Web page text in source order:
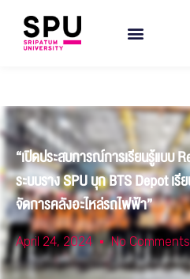
“เปิดประสบการณ์การเรียนรู้แบบ
ระบบราง SPU บุก BTS Depot เรี
จัดการคลังอะไหล่รถไฟฟ้า”
April 24, 2024 No Comments